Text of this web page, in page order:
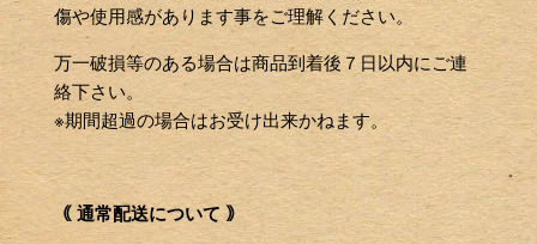
傷や使用感があります事をご理解ください。
万一破損等のある場合は商品到着後７日以内にご連
絡下さい。
※期間超過の場合はお受け出来かねます。
｟ 通常配送について ｠